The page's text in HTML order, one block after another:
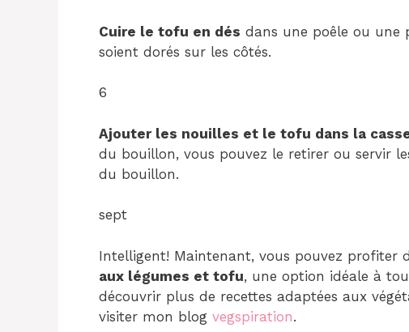
Cuire le tofu en dés dans une poêle ou une
soient dorés sur les côtés.
6
Ajouter les nouilles et le tofu dans la
du bouillon, vous pouvez le retirer ou servir
du bouillon.
sept
Intelligent! Maintenant, vous pouvez profiter
aux légumes et tofu, une option idéale à
découvrir plus de recettes adaptées aux
visiter mon blog vegspiration.